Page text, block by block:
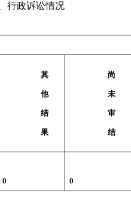
行政诉讼情况
其
他
结
果
尚
未
审
结
0 0